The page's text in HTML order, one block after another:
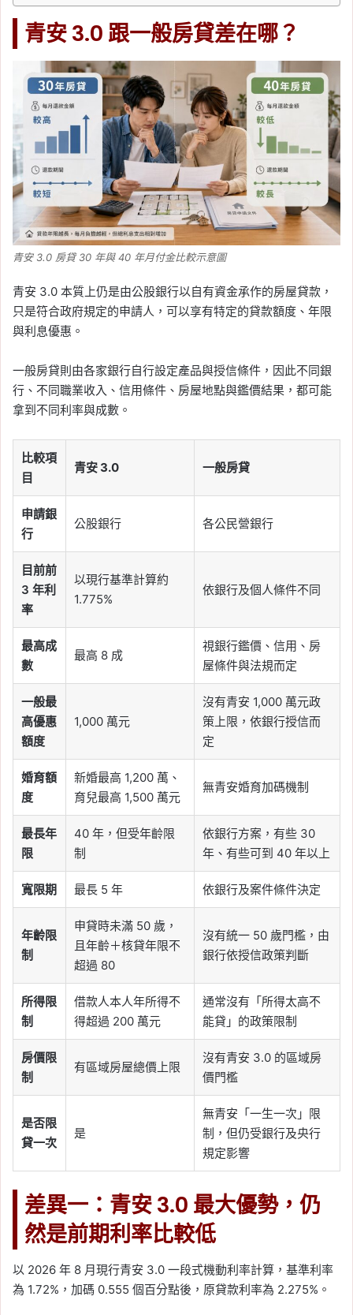
青安 3.0 跟一般房貸差在哪？
青安 3.0 房貸 30 年與 40 年月付金比較示意圖
青安 3.0 本質上仍是由公股銀行以自有資金承作的房屋貸款，
只是符合政府規定的申請人，可以享有特定的貸款額度、年限
與利息優惠。
一般房貸則由各家銀行自行設定產品與授信條件，因此不同銀
行、不同職業收入、信用條件、房屋地點與鑑價結果，都可能
拿到不同利率與成數。
比較項
目
青安 3.0 一般房貸
申請銀
行
公股銀行 各公民營銀行
目前前
3 年利
率
以現行基準計算約
1.775%
依銀行及個人條件不同
最高成
數
最高 8 成
視銀行鑑價、信用、房
屋條件與法規而定
一般最
高優惠
額度
1,000 萬元
沒有青安 1,000 萬元政
策上限，依銀行授信而
定
婚育額
度
新婚最高 1,200 萬、
育兒最高 1,500 萬元
無青安婚育加碼機制
最長年
限
40 年，但受年齡限
制
依銀行方案，有些 30
年、有些可到 40 年以上
寬限期 最長 5 年 依銀行及案件條件決定
年齡限
制
申貸時未滿 50 歲，
且年齡＋核貸年限不
超過 80
沒有統一 50 歲門檻，由
銀行依授信政策判斷
所得限
制
借款人本人年所得不
得超過 200 萬元
通常沒有「所得太高不
能貸」的政策限制
房價限
制
有區域房屋總價上限
沒有青安 3.0 的區域房
價門檻
是否限
貸一次
是
無青安「一生一次」限
制，但仍受銀行及央行
規定影響
差異一：青安 3.0 最大優勢，仍
然是前期利率比較低
以 2026 年 8 月現行青安 3.0 一段式機動利率計算，基準利率
為 1.72%，加碼 0.555 個百分點後，原貸款利率為 2.275%。